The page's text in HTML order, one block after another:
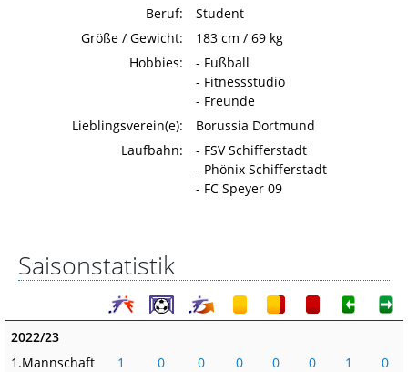
Beruf:
Student
Größe / Gewicht:
183 cm / 69 kg
Hobbies:
- Fußball
- Fitnessstudio
- Freunde
Lieblingsverein(e):
Borussia Dortmund
Laufbahn:
- FSV Schifferstadt
- Phönix Schifferstadt
- FC Speyer 09
Saisonstatistik
2022/23
1.Mannschaft
1 0 0 0 0 0 1
0